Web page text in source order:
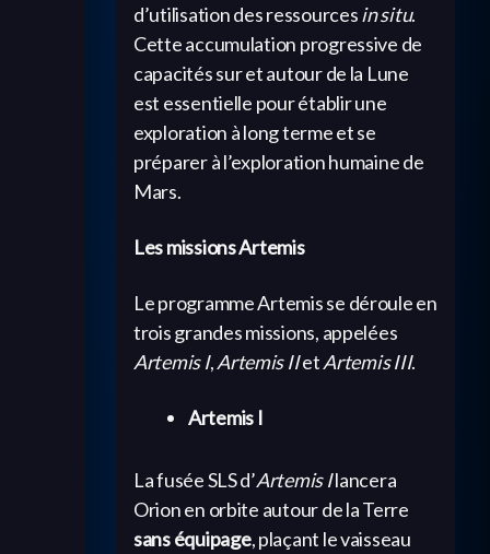
d’utilisation des ressourcesin situ.
Cette accumulation progressive de
capacités sur et autour de la Lune
est essentielle pour établir une
exploration à long terme et se
préparer à l’exploration humaine de
Mars.
Les missions Artemis
Le programme Artemis se déroule en
trois grandes missions, appelées
Artemis I,Artemis IIetArtemis III.
Artemis I
La fusée SLS d’Artemis Ilancera
Orion en orbite autour de la Terre
sans équipage, plaçant le vaisseau